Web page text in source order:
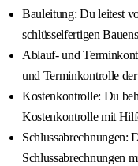
Bauleitung: Du leitest
schlüsselfertigen
Ablauf- und
und Terminkontrolle
Kostenkontrolle: Du
Kostenkontrolle mit
Schlussabrechnungen:
Schlussabrechnungen